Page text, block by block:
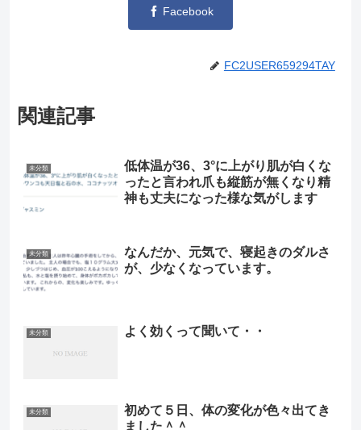
Facebook
FC2USER659294TAY
関連記事
未分類
低体温が36、3°に上がり肌が白くな
ったと言われ爪も縦筋が無くなり精
神も丈夫になった様な気がします
未分類
なんだか、元気で、寝起きのダルさ
が、少なくなっています。
未分類 よく効くって聞いて・・
未分類
初めて５日、体の変化が色々出てき
ました＾＾